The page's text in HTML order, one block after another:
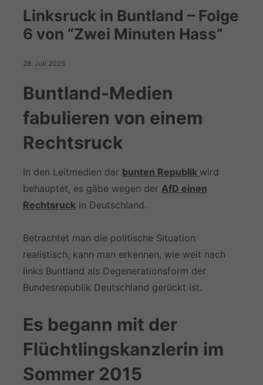
Linksruck in Buntland – Folge
6 von “Zwei Minuten Hass”
28. Juli 2025
Buntland-Medien
fabulieren von einem
Rechtsruck
In den Leitmedien der bunten Republik wird
behauptet, es gäbe wegen der AfD einen
Rechtsruckin Deutschland.
Betrachtet man die politische Situation
realistisch, kann man erkennen, wie weit nach
links Buntland als Degenerationsform der
Bundesrepublik Deutschland gerückt ist.
Es begann mit der
Flüchtlingskanzlerin im
Sommer 2015